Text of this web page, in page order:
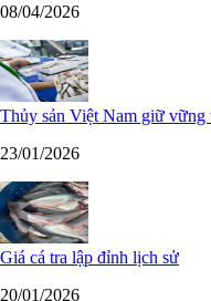
08/04/2026
Thủy sản Việt Nam giữ vững
23/01/2026
Giá cá tra lập đỉnh lịch sử
20/01/2026